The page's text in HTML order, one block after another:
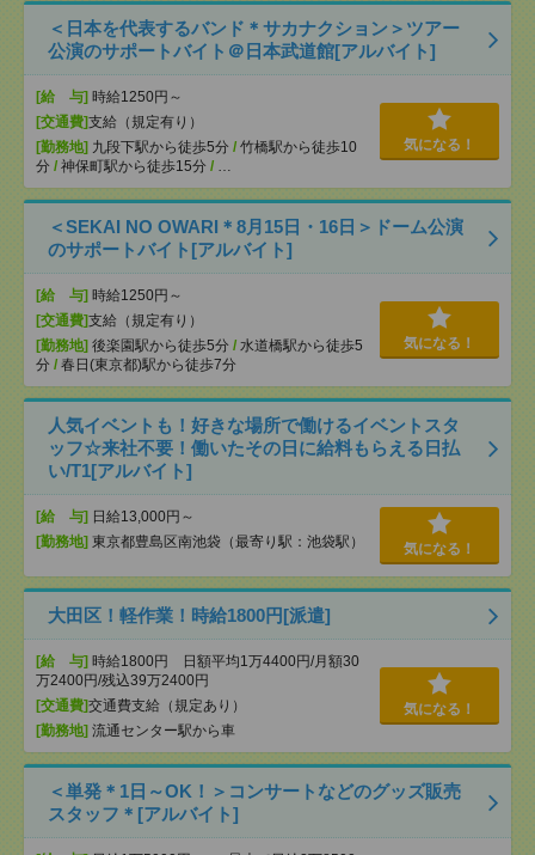
＜日本を代表するバンド＊サカナクション＞ツアー
公演のサポートバイト＠日本武道館[アルバイト]
[給 与] 時給1250円～
[交通費]支給（規定有り）
[勤務地] 九段下駅から徒歩5分 / 竹橋駅から徒歩10
分 / 神保町駅から徒歩15分 / …
気になる！
＜SEKAI NO OWARI＊8月15日・16日＞ドーム公演
のサポートバイト[アルバイト]
[給 与] 時給1250円～
[交通費]支給（規定有り）
[勤務地] 後楽園駅から徒歩5分 / 水道橋駅から徒歩5
分 / 春日(東京都)駅から徒歩7分
気になる！
人気イベントも！好きな場所で働けるイベントスタ
ッフ☆来社不要！働いたその日に給料もらえる日払
い/T1[アルバイト]
[給 与] 日給13,000円～
[勤務地] 東京都豊島区南池袋（最寄り駅：池袋駅） 気になる！
大田区！軽作業！時給1800円[派遣]
[給 与] 時給1800円 日額平均1万4400円/月額30
万2400円/残込39万2400円
[交通費]交通費支給（規定あり）
[勤務地] 流通センター駅から車
気になる！
＜単発＊1日～OK！＞コンサートなどのグッズ販売
スタッフ＊[アルバイト]